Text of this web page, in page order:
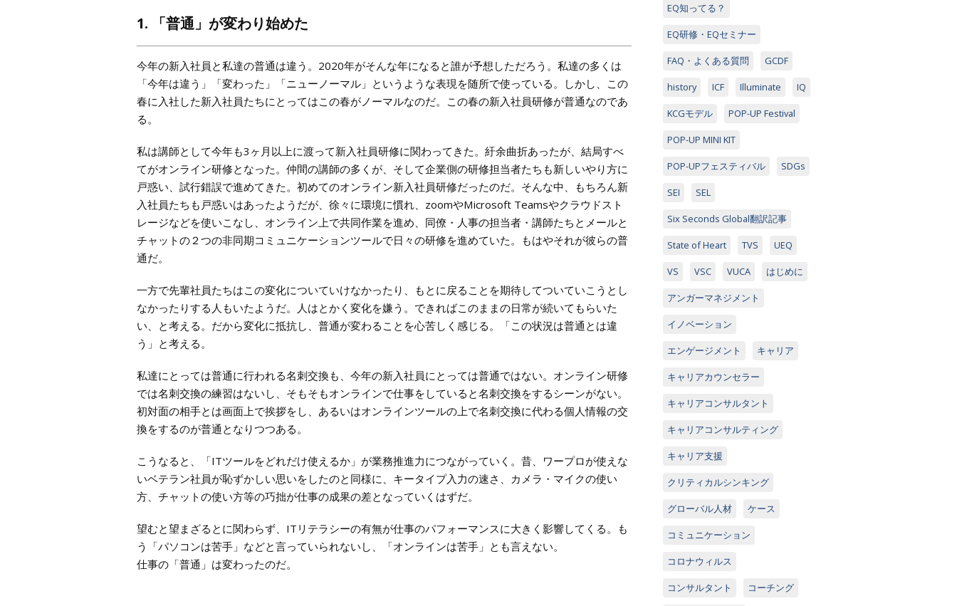
1. 「普通」が変わり始めた
今年の新入社員と私達の普通は違う。2020年がそんな年になると誰が予想しただろう。私達の多くは
「今年は違う」「変わった」「ニューノーマル」というような表現を随所で使っている。しかし、この
春に入社した新入社員たちにとってはこの春がノーマルなのだ。この春の新入社員研修が普通なのであ
る。
私は講師として今年も3ヶ月以上に渡って新入社員研修に関わってきた。紆余曲折あったが、結局すべ
てがオンライン研修となった。仲間の講師の多くが、そして企業側の研修担当者たちも新しいやり方に
戸惑い、試行錯誤で進めてきた。初めてのオンライン新入社員研修だったのだ。そんな中、もちろん新
入社員たちも戸惑いはあったようだが、徐々に環境に慣れ、zoomやMicrosoft Teamsやクラウドスト
レージなどを使いこなし、オンライン上で共同作業を進め、同僚・人事の担当者・講師たちとメールと
チャットの２つの非同期コミュニケーションツールで日々の研修を進めていた。もはやそれが彼らの普
通だ。
一方で先輩社員たちはこの変化についていけなかったり、もとに戻ることを期待してついていこうとし
なかったりする人もいたようだ。人はとかく変化を嫌う。できればこのままの日常が続いてもらいた
い、と考える。だから変化に抵抗し、普通が変わることを心苦しく感じる。「この状況は普通とは違
う」と考える。
私達にとっては普通に行われる名刺交換も、今年の新入社員にとっては普通ではない。オンライン研修
では名刺交換の練習はないし、そもそもオンラインで仕事をしていると名刺交換をするシーンがない。
初対面の相手とは画面上で挨拶をし、あるいはオンラインツールの上で名刺交換に代わる個人情報の交
換をするのが普通となりつつある。
こうなると、「ITツールをどれだけ使えるか」が業務推進力につながっていく。昔、ワープロが使えな
いベテラン社員が恥ずかしい思いをしたのと同様に、キータイプ入力の速さ、カメラ・マイクの使い
方、チャットの使い方等の巧拙が仕事の成果の差となっていくはずだ。
望むと望まざるとに関わらず、ITリテラシーの有無が仕事のパフォーマンスに大きく影響してくる。も
う「パソコンは苦手」などと言っていられないし、「オンラインは苦手」とも言えない。
仕事の「普通」は変わったのだ。
EQ知ってる？
EQ研修・EQセミナー
FAQ・よくある質問 GCDF
history ICF Illuminate IQ
KCGモデル POP-UP Festival
POP-UP MINI KIT
POP-UPフェスティバル SDGs
SEI SEL
Six Seconds Global翻訳記事
State of Heart TVS UEQ
VS VSC VUCA はじめに
アンガーマネジメント
イノベーション
エンゲージメント キャリア
キャリアカウンセラー
キャリアコンサルタント
キャリアコンサルティング
キャリア支援
クリティカルシンキング
グローバル人材 ケース
コミュニケーション
コロナウィルス
コンサルタント コーチング